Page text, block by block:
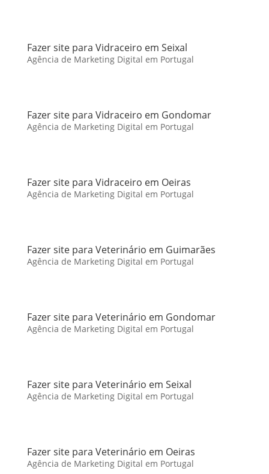
Fazer site para Vidraceiro em Seixal
Agência de Marketing Digital em Portugal
Fazer site para Vidraceiro em Gondomar
Agência de Marketing Digital em Portugal
Fazer site para Vidraceiro em Oeiras
Agência de Marketing Digital em Portugal
Fazer site para Veterinário em Guimarães
Agência de Marketing Digital em Portugal
Fazer site para Veterinário em Gondomar
Agência de Marketing Digital em Portugal
Fazer site para Veterinário em Seixal
Agência de Marketing Digital em Portugal
Fazer site para Veterinário em Oeiras
Agência de Marketing Digital em Portugal